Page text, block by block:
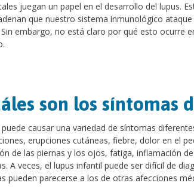
juegan un papel en el desarrollo del lupus.
que nuestro sistema inmunológico
embargo, no está claro por qué esto ocurre
son los síntomas
puede causar una variedad de síntomas
erupciones cutáneas, fiebre, dolor en el
de las piernas y los ojos, fatiga, inflamación
A veces, el lupus infantil puede ser difícil de
pueden parecerse a los de otras afecciones